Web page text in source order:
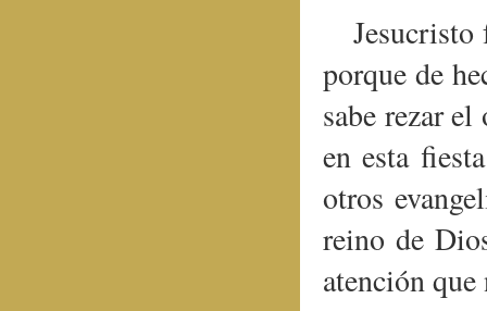
Jesucristo
porque de
sabe rezar
en esta
otros
reino de
atención